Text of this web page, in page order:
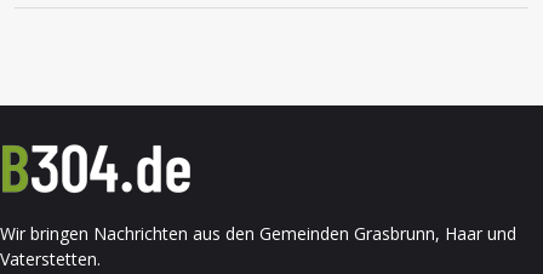
Wir bringen Nachrichten aus den Gemeinden Grasbrunn, Haar und
Vaterstetten.